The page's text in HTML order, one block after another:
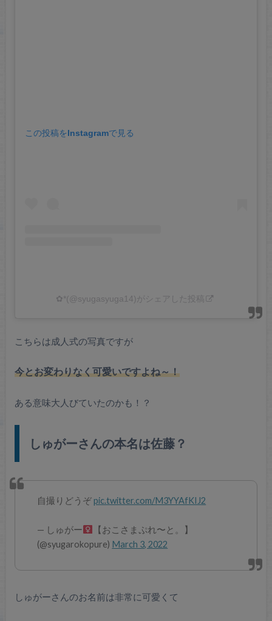
この投稿をInstagramで見る
✿*(@syugasyuga14)がシェアした投稿
こちらは成人式の写真ですが
今とお変わりなく可愛いですよね～！
ある意味大人びていたのかも！？
しゅがーさんの本名は佐藤？
自撮りどうぞpic.twitter.com/M3YYAfKIJ2
— しゅがー‍
【おこさまぷれ〜と。】
(@syugarokopure) March 3, 2022
しゅがーさんのお名前は非常に可愛くて